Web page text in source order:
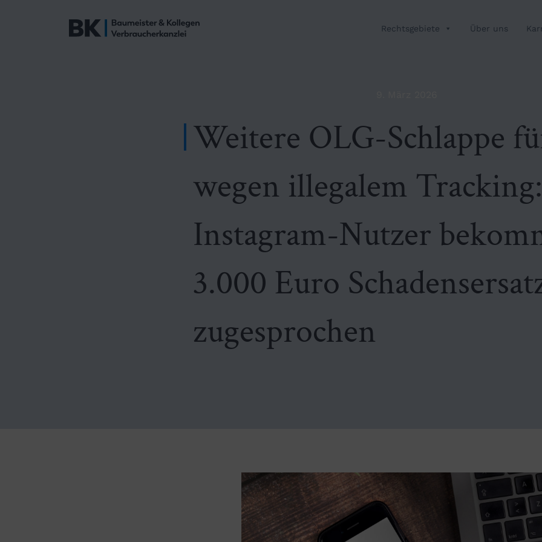
Rechtsgebiete Über uns
Weitere OLG-Schlappe
wegen illegalem Tracking:
Instagram-Nutzer
3.000 Euro
zugesprochen